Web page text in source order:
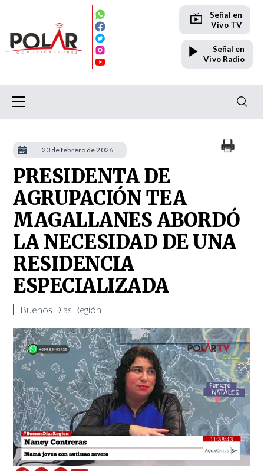
Señal en
Vivo TV
Señal en
Vivo Radio
PRESIDENTA DE
AGRUPACIÓN TEA
MAGALLANES ABORDÓ
LA NECESIDAD DE UNA
RESIDENCIA
ESPECIALIZADA
​Buenos Días Región
23 de febrero de 2026